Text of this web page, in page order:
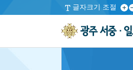
글자크기 조절